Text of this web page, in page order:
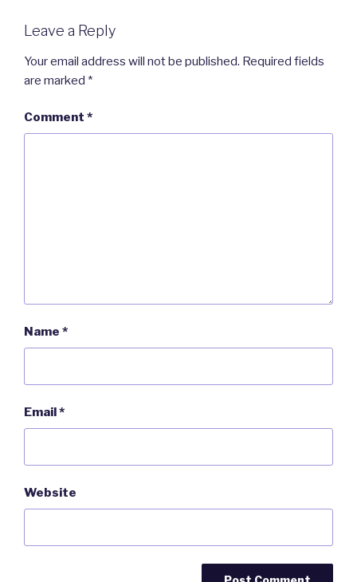
Leave a Reply
Your email address will not be published. Required fields
are marked *
Comment *
Name *
Email *
Website